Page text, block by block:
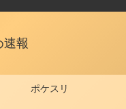
速報
ポケスリ